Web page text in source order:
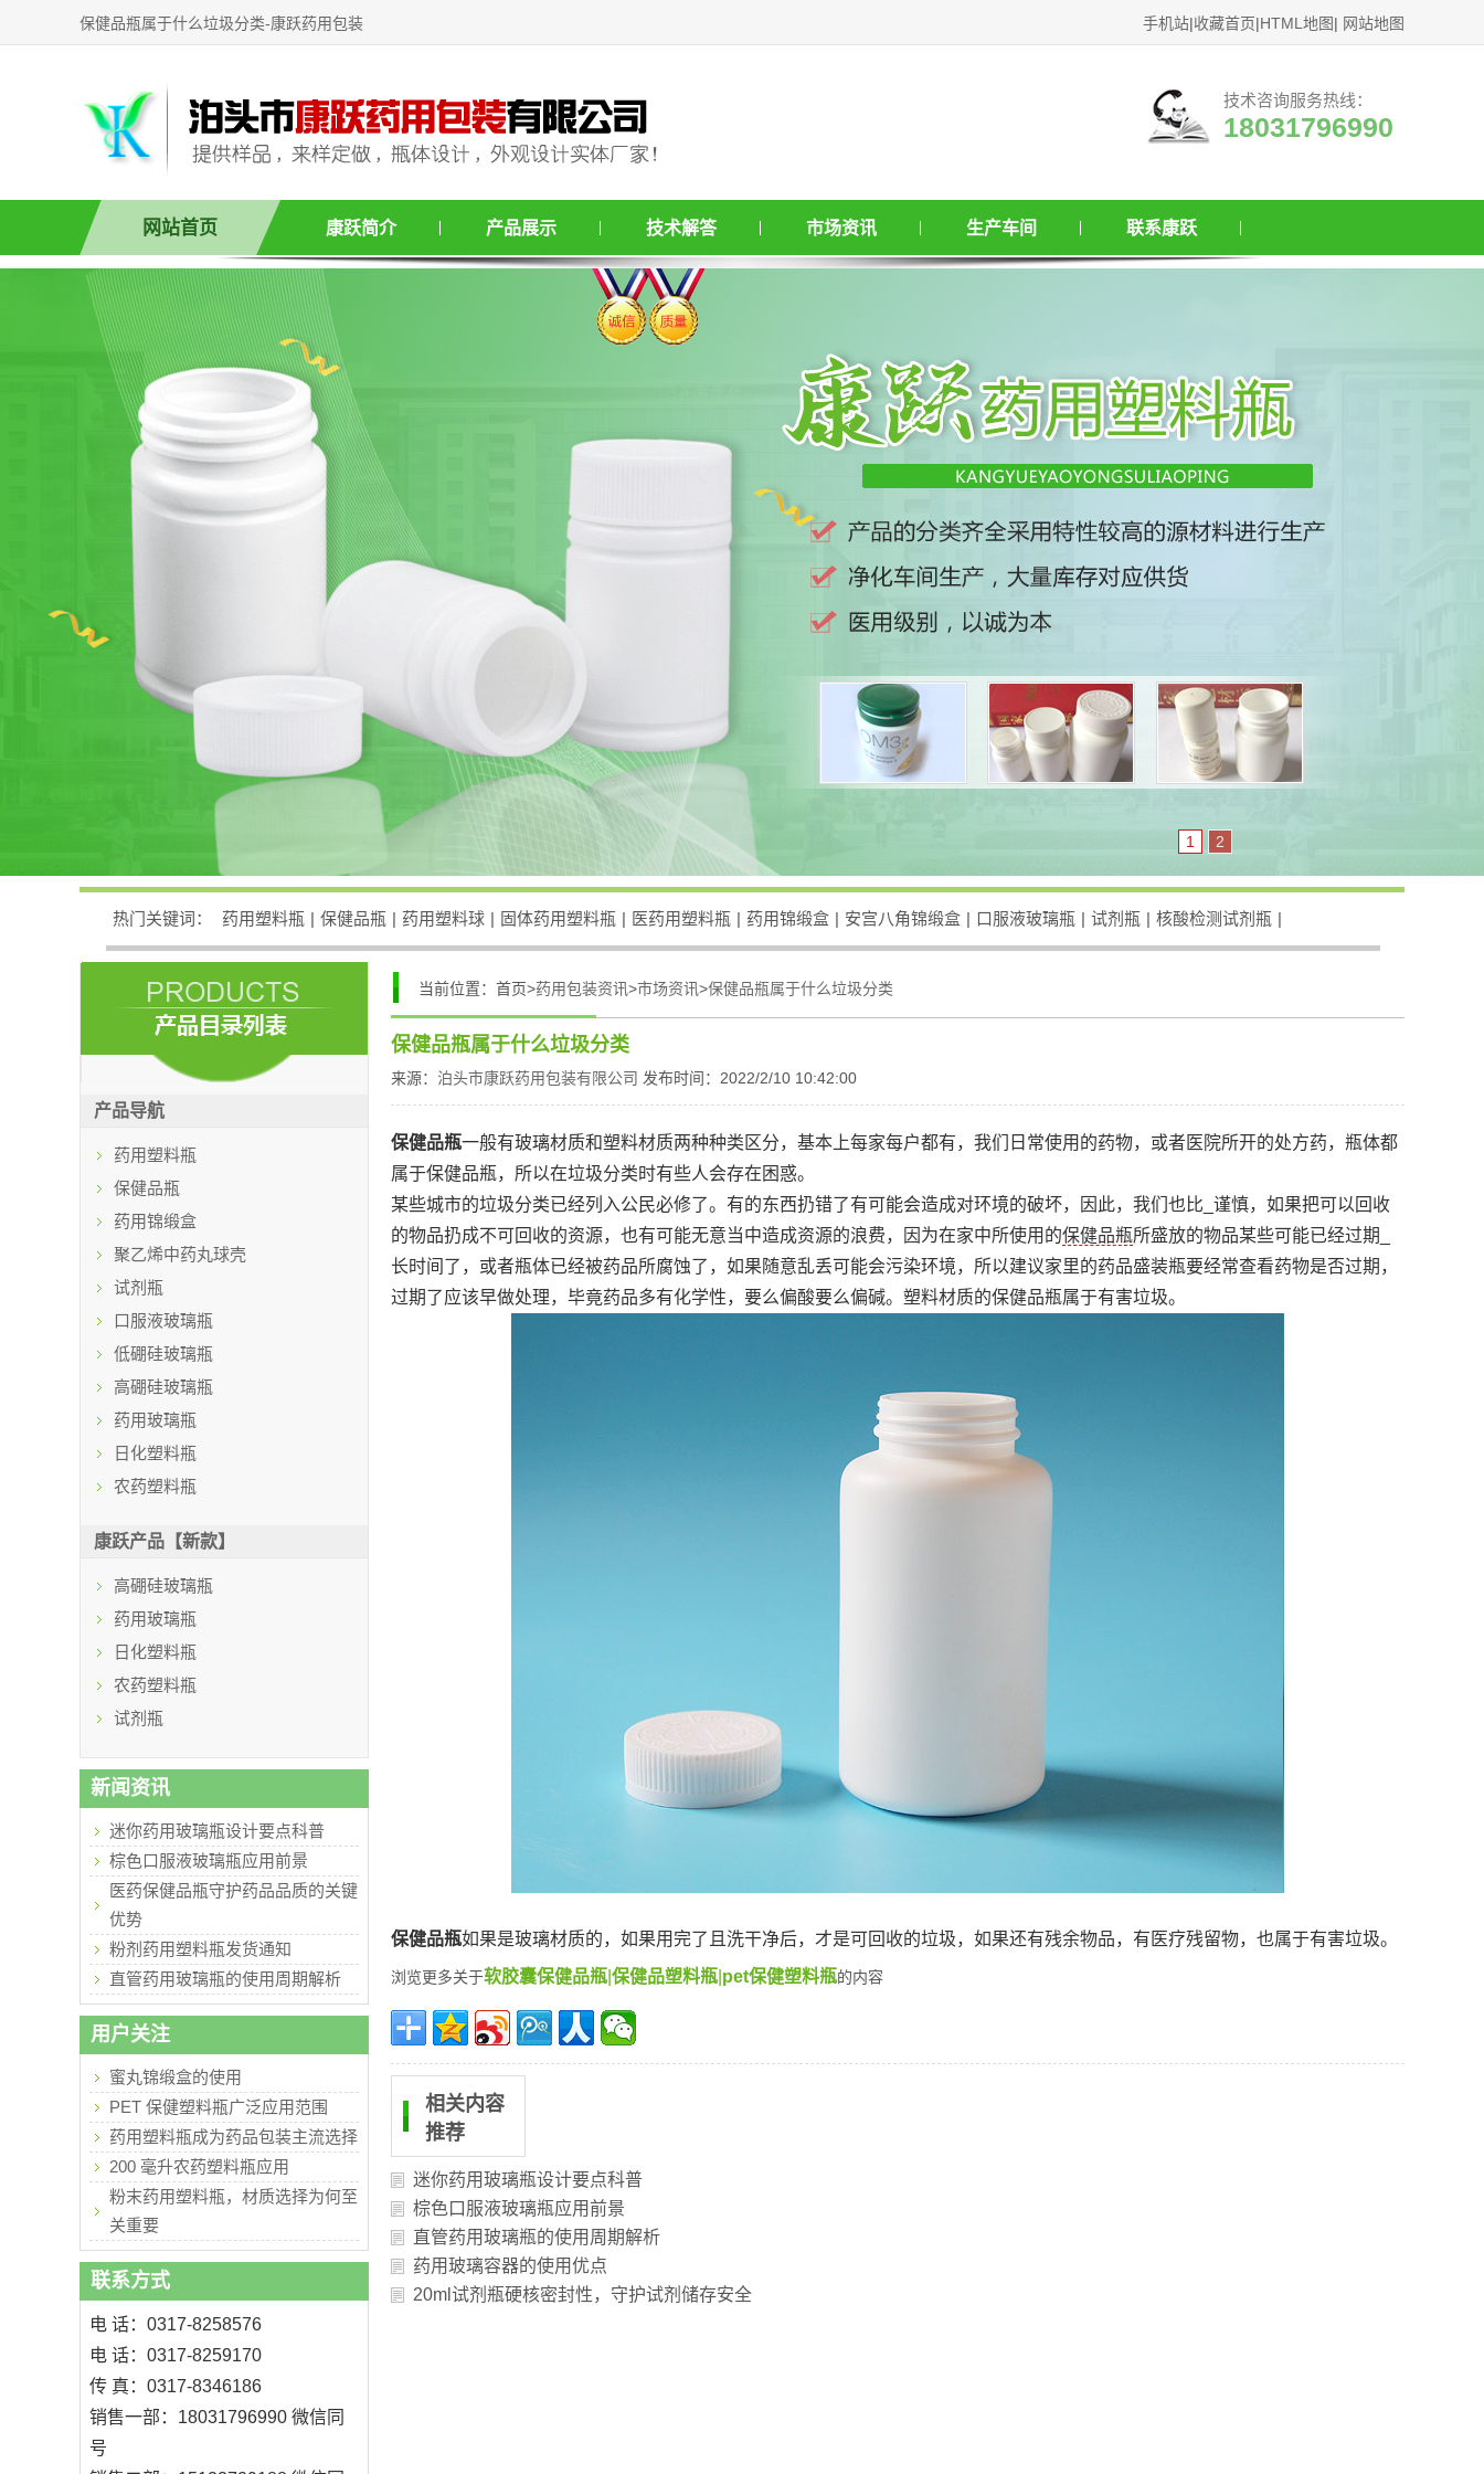
保健品瓶属于什么垃圾分类-康跃药用包装 手机站|收藏首页|HTML地图| 网站地图
技术咨询服务热线：
18031796990
网站首页 康跃简介 产品展示 技术解答 市场资讯 生产车间 联系康跃
1 2
热门关键词： 药用塑料瓶 | 保健品瓶 | 药用塑料球 | 固体药用塑料瓶 | 医药用塑料瓶 | 药用锦缎盒 | 安宫八角锦缎盒 | 口服液玻璃瓶 | 试剂瓶 | 核酸检测试剂瓶 |
当前位置： 首页>药用包装资讯>市场资讯>保健品瓶属于什么垃圾分类
保健品瓶属于什么垃圾分类
来源： 泊头市康跃药用包装有限公司 发布时间：2022/2/10 10:42:00
保健品瓶一般有玻璃材质和塑料材质两种种类区分，基本上每家每户都有，我们日常使用的药物，或者医院所开的处方药，瓶体都
属于保健品瓶，所以在垃圾分类时有些人会存在困惑。
某些城市的垃圾分类已经列入公民必修了。有的东西扔错了有可能会造成对环境的破坏，因此，我们也比_谨慎，如果把可以回收
的物品扔成不可回收的资源，也有可能无意当中造成资源的浪费，因为在家中所使用的保健品瓶所盛放的物品某些可能已经过期_
长时间了，或者瓶体已经被药品所腐蚀了，如果随意乱丢可能会污染环境，所以建议家里的药品盛装瓶要经常查看药物是否过期，
过期了应该早做处理，毕竟药品多有化学性，要么偏酸要么偏碱。塑料材质的保健品瓶属于有害垃圾。
保健品瓶如果是玻璃材质的，如果用完了且洗干净后，才是可回收的垃圾，如果还有残余物品，有医疗残留物，也属于有害垃圾。
浏览更多关于软胶囊保健品瓶 保健品塑料瓶 pet保健塑料瓶的内容
相关内容
推荐
迷你药用玻璃瓶设计要点科普
棕色口服液玻璃瓶应用前景
直管药用玻璃瓶的使用周期解析
药用玻璃容器的使用优点
20ml试剂瓶硬核密封性，守护试剂储存安全
产品导航
药用塑料瓶
保健品瓶
药用锦缎盒
聚乙烯中药丸球壳
试剂瓶
口服液玻璃瓶
低硼硅玻璃瓶
高硼硅玻璃瓶
药用玻璃瓶
日化塑料瓶
农药塑料瓶
康跃产品【新款】
高硼硅玻璃瓶
药用玻璃瓶
日化塑料瓶
农药塑料瓶
试剂瓶
新闻资讯
迷你药用玻璃瓶设计要点科普
棕色口服液玻璃瓶应用前景
医药保健品瓶守护药品品质的关键
优势
粉剂药用塑料瓶发货通知
直管药用玻璃瓶的使用周期解析
用户关注
蜜丸锦缎盒的使用
PET 保健塑料瓶广泛应用范围
药用塑料瓶成为药品包装主流选择
200 毫升农药塑料瓶应用
粉末药用塑料瓶，材质选择为何至
关重要
联系方式
电 话：0317-8258576
电 话：0317-8259170
传 真：0317-8346186
销售一部：18031796990 微信同
号